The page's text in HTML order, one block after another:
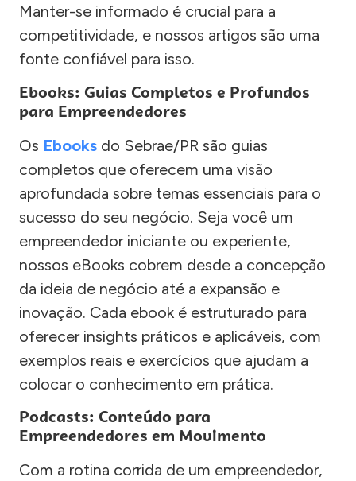
Manter-se informado é crucial para a
competitividade, e nossos artigos são uma
fonte confiável para isso.
Ebooks: Guias Completos e Profundos
para Empreendedores
Os Ebooks do Sebrae/PR são guias
completos que oferecem uma visão
aprofundada sobre temas essenciais para o
sucesso do seu negócio. Seja você um
empreendedor iniciante ou experiente,
nossos eBooks cobrem desde a concepção
da ideia de negócio até a expansão e
inovação. Cada ebook é estruturado para
oferecer insights práticos e aplicáveis, com
exemplos reais e exercícios que ajudam a
colocar o conhecimento em prática.
Podcasts: Conteúdo para
Empreendedores em Movimento
Com a rotina corrida de um empreendedor,